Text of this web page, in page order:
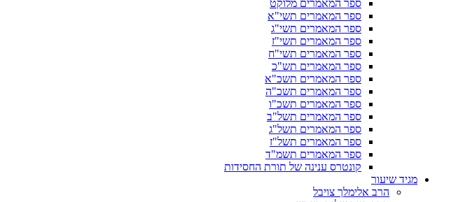
ספר המאמרים מלוקט
ספר המאמרים תשי"א
ספר המאמרים תשי"ג
ספר המאמרים תשי"ז
ספר המאמרים תשי"ח
ספר המאמרים תש"כ
ספר המאמרים תשכ"א
ספר המאמרים תשכ"ה
ספר המאמרים תשכ"ו
ספר המאמרים תשל"ב
ספר המאמרים תשל"ג
ספר המאמרים תשל"ז
ספר המאמרים תשמ"ד
קונטרס ענינה של תורת החסידות
מגיד שיעור
הרב אלימלך צויבל